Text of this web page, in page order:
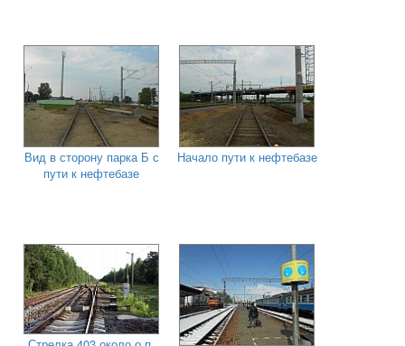
Вид в сторону парка Б с
пути к нефтебазе
Начало пути к нефтебазе